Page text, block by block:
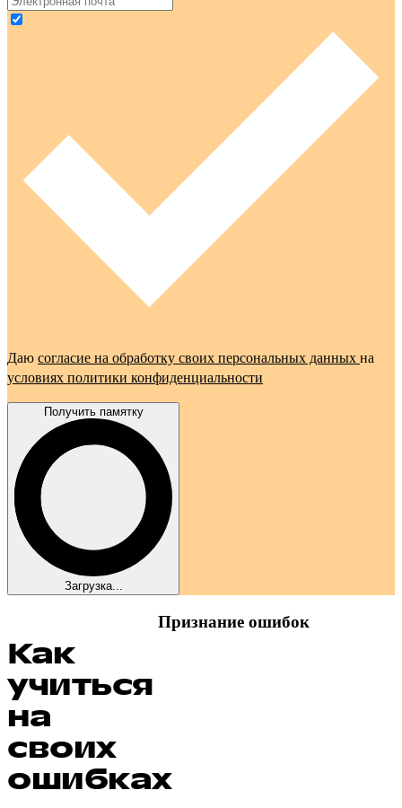
Даю согласие на обработку своих персональных данных на
условиях политики конфиденциальности
Получить памятку
Загрузка...
Как
учиться
на
своих
ошибках
Признание ошибок